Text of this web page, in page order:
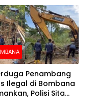
Penambang
Ilegal di Bombana
Polisi Sita